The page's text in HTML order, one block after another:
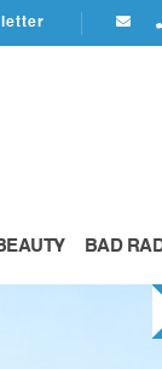
BAD
DER